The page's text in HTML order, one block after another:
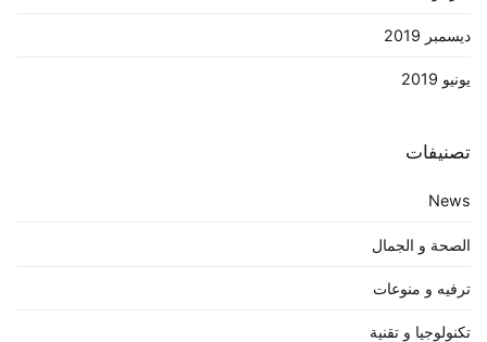
ديسمبر 2019
يونيو 2019
تصنيفات
News
الصحة و الجمال
ترفيه و منوعات
تكنولوجيا و تقنية